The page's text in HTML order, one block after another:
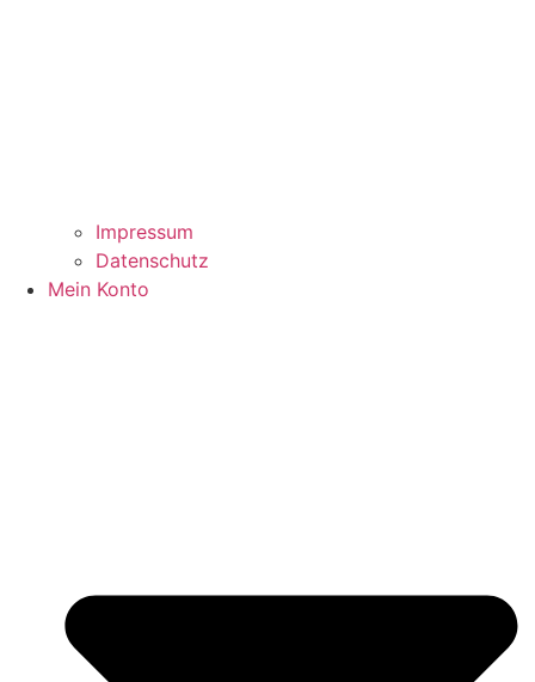
Impressum
Datenschutz
Mein Konto